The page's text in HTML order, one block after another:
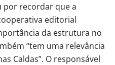
por recordar que a
editorial
da estrutura no
“tem uma relevância
Caldas”. O responsável